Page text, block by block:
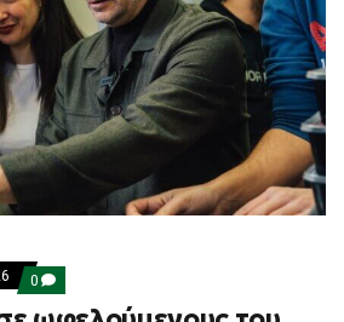
0 COMMENTS
ON
450